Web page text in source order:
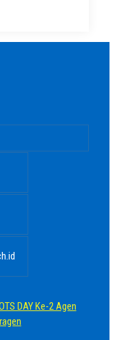
DAY Ke-2 Agen